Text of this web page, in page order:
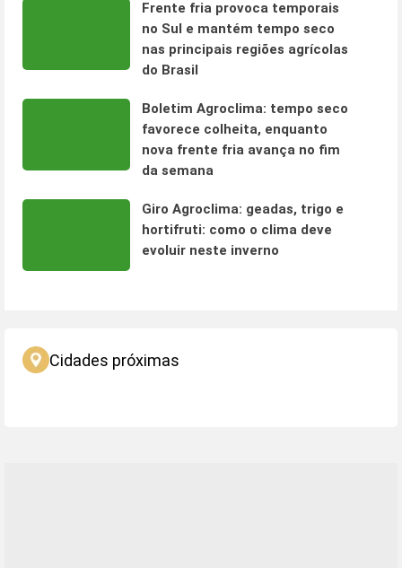
Frente fria provoca temporais
no Sul e mantém tempo seco
nas principais regiões agrícolas
do Brasil
Boletim Agroclima: tempo seco
favorece colheita, enquanto
nova frente fria avança no fim
da semana
Giro Agroclima: geadas, trigo e
hortifruti: como o clima deve
evoluir neste inverno
Cidades próximas